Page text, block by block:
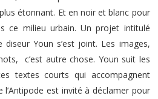
étonnant. Et en noir et blanc pour
ce milieu urbain. Un projet intitulé
Youn s’est joint. Les images,
c’est autre chose. Youn suit les
textes courts qui accompagnent
l’Antipode est invité à déclamer pour